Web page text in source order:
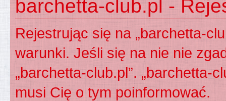
barchetta-club.pl -
Rejestrując się na „barchetta-
warunki. Jeśli się na nie nie
„barchetta-club.pl”. „barchetta-
musi Cię o tym poinformować.